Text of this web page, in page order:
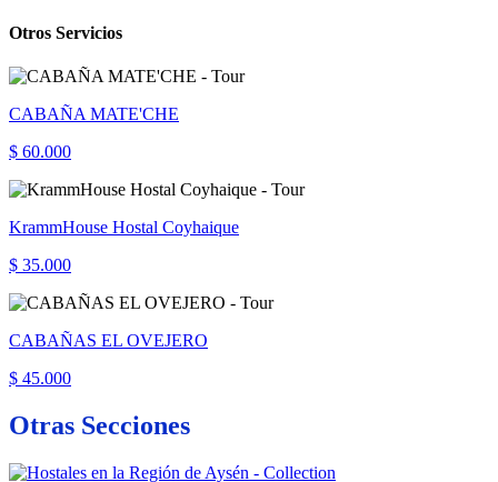
Otros Servicios
CABAÑA MATE'CHE
$ 60.000
KrammHouse Hostal Coyhaique
$ 35.000
CABAÑAS EL OVEJERO
$ 45.000
Otras Secciones